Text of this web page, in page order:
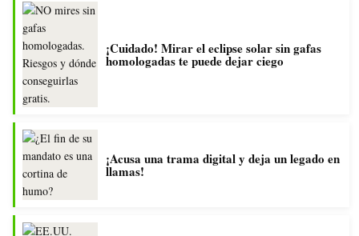
¡Cuidado! Mirar el eclipse solar sin gafas
homologadas te puede dejar ciego
¡Acusa una trama digital y deja un legado en
llamas!